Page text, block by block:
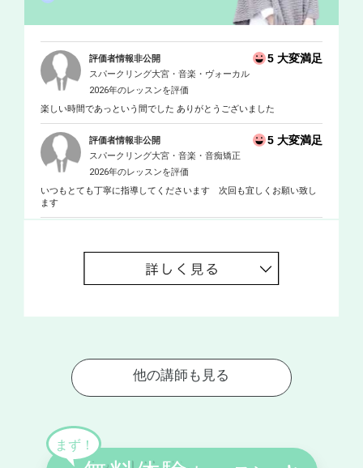
評価者情報非公開 5 大変満足
スパークリング大宮・音楽・ヴォーカル
2026年のレッスンを評価
楽しい時間であっという間でした ありがとうございました
評価者情報非公開 5 大変満足
スパークリング大宮・音楽・音痴矯正
2026年のレッスンを評価
いつもとても丁寧に指導してくださいます 次回も宜しくお願い致し
ます